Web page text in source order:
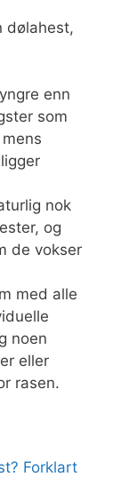
dølahest,
enn
som
nok
og
de vokser
med alle
noen
eller
rasen.
Forklart